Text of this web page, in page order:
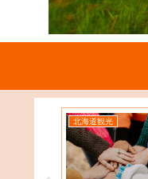
北海道観光